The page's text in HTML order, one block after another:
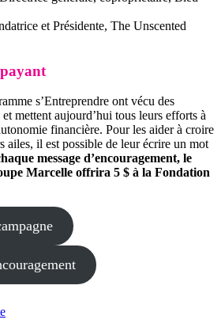
et Présidente, The Unscented
s’Entreprendre ont vécu des
mettent aujourd’hui tous leurs efforts à
financière. Pour les aider à croire
ailes, il est possible de leur écrire un mot
message d’encouragement, le
Marcelle offrira 5 $ à la Fondation